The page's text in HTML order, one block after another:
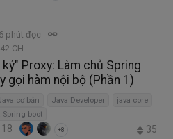
phút đọc
CH
Proxy: Làm chủ Spring
gọi hàm nội bộ (Phần 1)
cơ bản Java Developer
java core
Spring boot
18 +8 35